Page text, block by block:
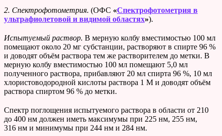
2. Спектрофотометрия. (ОФС «Спектрофотометрия в
ультрафиолетовой и видимой областях»).
Испытуемый раствор. В мерную колбу вместимостью 100 мл
помещают около 20 мг субстанции, растворяют в спирте 96 %
и доводят объём раствора тем же растворителем до метки. В
мерную колбу вместимостью 100 мл помещают 5,0 мл
полученного раствора, прибавляют 20 мл спирта 96 %, 10 мл
хлористоводородной кислоты раствора 1 М и доводят объём
раствора спиртом 96 % до метки.
Спектр поглощения испытуемого раствора в области от 210
до 400 нм должен иметь максимумы при 225 нм, 255 нм,
316 нм и минимумы при 244 нм и 284 нм.